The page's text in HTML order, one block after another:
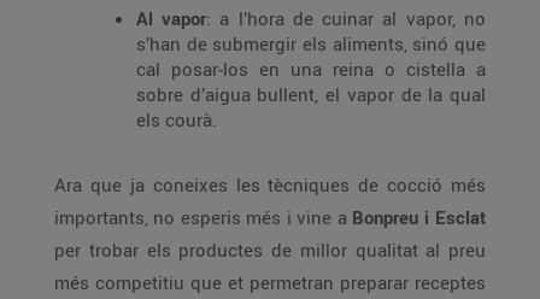
Al vapor: a l’hora de cuinar al vapor, no
s’han de submergir els aliments, sinó que
cal posar-los en una reina o cistella a
sobre d’aigua bullent, el vapor de la qual
els courà.
Ara que ja coneixes les tècniques de cocció més
importants, no esperis més i vine a Bonpreu i Esclat
per trobar els productes de millor qualitat al preu
més competitiu que et permetran preparar receptes